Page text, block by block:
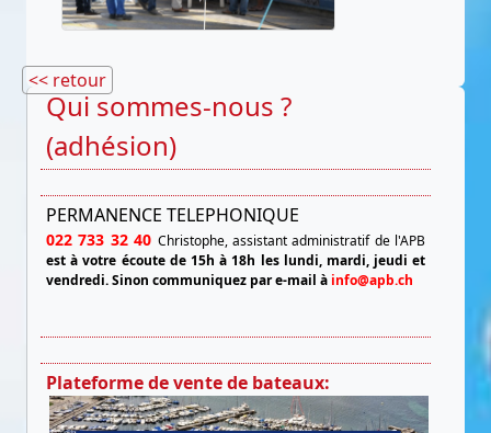
<< retour
Qui sommes-nous ?
(adhésion)
PERMANENCE TELEPHONIQUE
022 733 32 40 Christophe, assistant administratif de l'APB
est à votre écoute de 15h à 18h les lundi, mardi, jeudi et
vendredi.Sinon communiquez par e-mail à info@apb.ch
Plateforme de vente de bateaux: